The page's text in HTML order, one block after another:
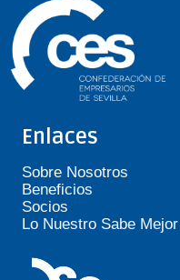
Enlaces
Sobre Nosotros
Beneficios
Socios
Lo Nuestro Sabe Mejor